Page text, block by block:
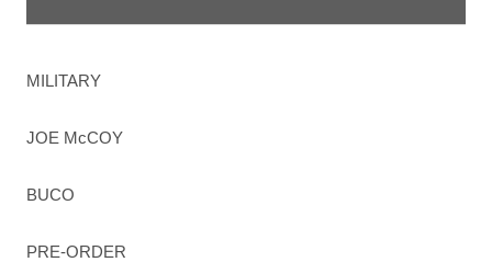
MILITARY
JOE McCOY
BUCO
PRE-ORDER